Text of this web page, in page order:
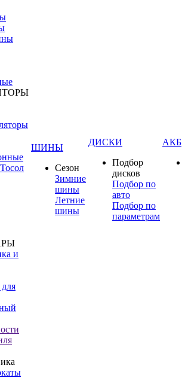
и
ШИНЫ
Сезон
Зимние
шины
Летние
шины
ДИСКИ
Подбор
дисков
Подбор по
авто
Подбор по
параметрам
АКБ